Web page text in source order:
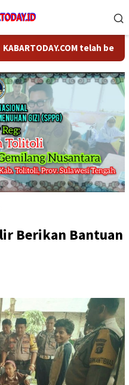
telah
Berikan Bantuan